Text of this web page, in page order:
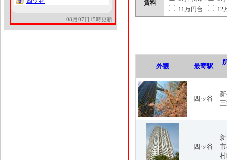
08月07日15時更新
賃料
11万円台
12
外観 最寄駅
四ッ谷
四ッ谷